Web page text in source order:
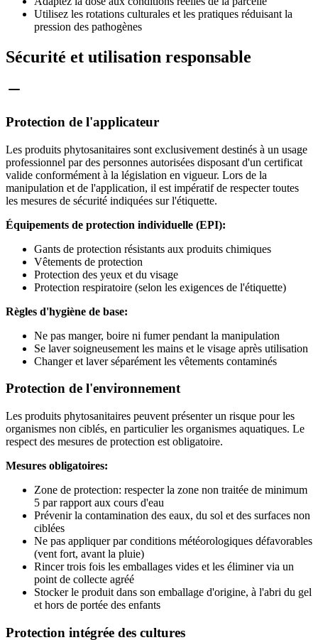
Utilisez les rotations culturales et les pratiques réduisant la
pression des pathogènes
Sécurité et utilisation responsable
Protection de l'applicateur
Les produits phytosanitaires sont exclusivement destinés à un usage
professionnel par des personnes autorisées disposant d'un certificat
valide conformément à la législation en vigueur. Lors de la
manipulation et de l'application, il est impératif de respecter toutes
les mesures de sécurité indiquées sur l'étiquette.
Équipements de protection individuelle (EPI):
Gants de protection résistants aux produits chimiques
Vêtements de protection
Protection des yeux et du visage
Protection respiratoire (selon les exigences de l'étiquette)
Règles d'hygiène de base:
Ne pas manger, boire ni fumer pendant la manipulation
Se laver soigneusement les mains et le visage après utilisation
Changer et laver séparément les vêtements contaminés
Protection de l'environnement
Les produits phytosanitaires peuvent présenter un risque pour les
organismes non ciblés, en particulier les organismes aquatiques. Le
respect des mesures de protection est obligatoire.
Mesures obligatoires:
Zone de protection: respecter la zone non traitée de minimum
5 par rapport aux cours d'eau
Prévenir la contamination des eaux, du sol et des surfaces non
ciblées
Ne pas appliquer par conditions météorologiques défavorables
(vent fort, avant la pluie)
Rincer trois fois les emballages vides et les éliminer via un
point de collecte agréé
Stocker le produit dans son emballage d'origine, à l'abri du gel
et hors de portée des enfants
Protection intégrée des cultures